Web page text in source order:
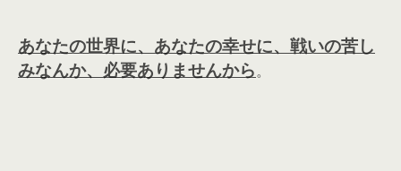
あなたの世界に、あなたの幸せに、戦いの苦し
みなんか、必要ありませんから。